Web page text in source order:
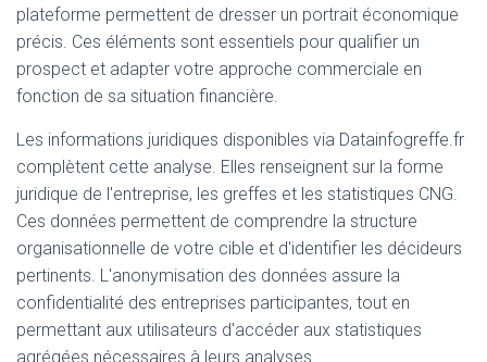
plateforme permettent de dresser un portrait économique
précis. Ces éléments sont essentiels pour qualifier un
prospect et adapter votre approche commerciale en
fonction de sa situation financière.
Les informations juridiques disponibles via Datainfogreffe.fr
complètent cette analyse. Elles renseignent sur la forme
juridique de l'entreprise, les greffes et les statistiques CNG.
Ces données permettent de comprendre la structure
organisationnelle de votre cible et d'identifier les décideurs
pertinents. L'anonymisation des données assure la
confidentialité des entreprises participantes, tout en
permettant aux utilisateurs d'accéder aux statistiques
agrégées nécessaires à leurs analyses.